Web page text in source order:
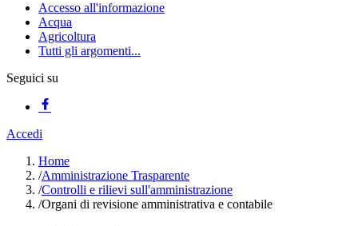
Accesso all'informazione
Acqua
Agricoltura
Tutti gli argomenti...
Seguici su
Accedi
Home
/Amministrazione Trasparente
/Controlli e rilievi sull'amministrazione
/Organi di revisione amministrativa e contabile